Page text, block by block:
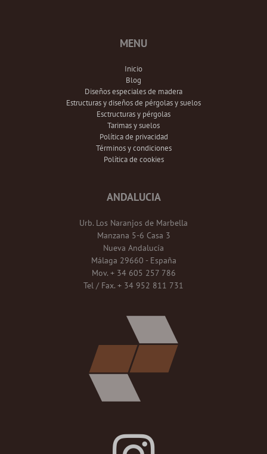
MENU
Inicio
Blog
Diseños especiales de madera
Estructuras y diseños de pérgolas y suelos
Esctructuras y pérgolas
Tarimas y suelos
Política de privacidad
Términos y condiciones
Política de cookies
ANDALUCIA
Urb. Los Naranjos de Marbella
Manzana 5-6 Casa 3
Nueva Andalucía
Málaga 29660 - España
Mov. + 34 605 257 786
Tel / Fax. + 34 952 811 731